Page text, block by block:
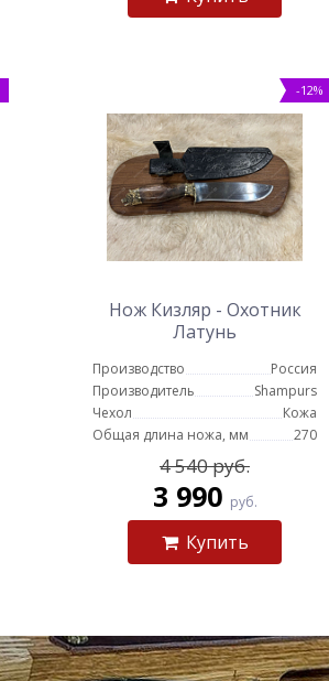
-12%
Нож Кизляр - Охотник
Латунь
Производство
Россия
Производитель
Shampurs
Чехол
Кожа
Общая длина ножа, мм
270
4 540 руб.
3 990 руб.
Купить